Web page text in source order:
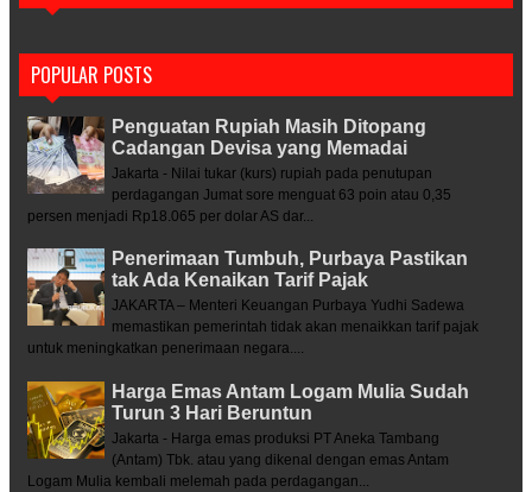
POPULAR POSTS
Penguatan Rupiah Masih Ditopang
Cadangan Devisa yang Memadai
Jakarta - Nilai tukar (kurs) rupiah pada penutupan
perdagangan Jumat sore menguat 63 poin atau 0,35
persen menjadi Rp18.065 per dolar AS dar...
Penerimaan Tumbuh, Purbaya Pastikan
tak Ada Kenaikan Tarif Pajak
JAKARTA – Menteri Keuangan Purbaya Yudhi Sadewa
memastikan pemerintah tidak akan menaikkan tarif pajak
untuk meningkatkan penerimaan negara....
Harga Emas Antam Logam Mulia Sudah
Turun 3 Hari Beruntun
Jakarta - Harga emas produksi PT Aneka Tambang
(Antam) Tbk. atau yang dikenal dengan emas Antam
Logam Mulia kembali melemah pada perdagangan...